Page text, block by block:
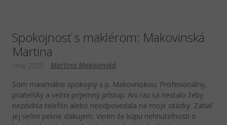
Spokojnosť s maklérom: Makovinská
Martina
Martina Makovinská
máj 2025
Som maximálne spokojný s p. Makovniskou. Profesionálny,
priateľsky a veľmi príjemný prístup. Ani raz sa nestalo žeby
nezdvihla telefón alebo neodpovedala na moje otázky. Zatiaľ
jej veľmi pekne ďakujem. Verím že kúpu nehnuteľnosti o